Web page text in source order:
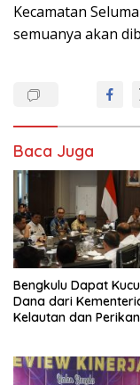
Kecamatan
semuanya akan
Baca Juga
Bengkulu Dapat
Dana dari
Kelautan dan